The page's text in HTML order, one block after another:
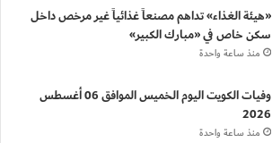
«هيئة الغذاء» تداهم مصنعاً غذائياً غير مرخص داخل
سكن خاص في «مبارك الكبير»
منذ ساعة واحدة
وفيات الكويت اليوم الخميس الموافق 06 أغسطس
2026
منذ ساعة واحدة